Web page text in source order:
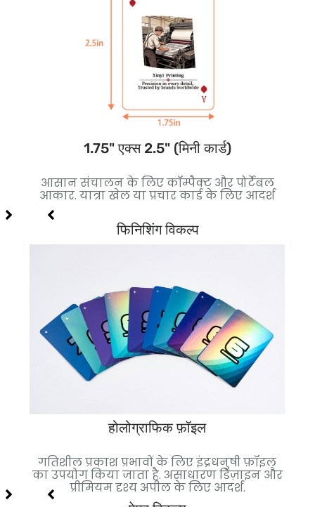
1.75" एक्स 2.5" (मिनी कार्ड)
आसान संचालन के लिए कॉम्पैक्ट और पोर्टेबल
आकार. यात्रा खेल या प्रचार कार्ड के लिए आदर्श
फिनिशिंग विकल्प
होलोग्राफिक फ़ॉइल
गतिशील प्रकाश प्रभावों के लिए इंद्रधनुषी फ़ॉइल
का उपयोग किया जाता है. असाधारण डिज़ाइन और
प्रीमियम दृश्य अपील के लिए आदर्श.